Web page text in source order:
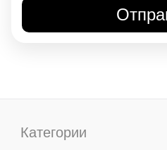
Категории